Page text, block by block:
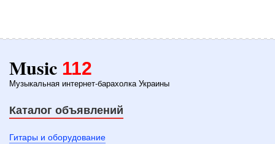
Music 112
Музыкальная интернет-барахолка Украины
Каталог объявлений
Гитары и оборудование